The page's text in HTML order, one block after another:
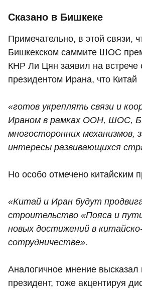
Сказано в Бишкеке
Примечательно, в этой связи,
Бишкекском саммите ШОС
КНР Ли Цян заявил на встрече
президентом Ирана, что Китай
«готов укреплять связи и
Ираном в рамках ООН, ШОС,
многосторонних
интересы развивающихся
Но особо отмечено китайским
«Китай и Иран будут
строительство «Пояса и
новых достижений в
сотрудничестве».
Аналогичное мнение высказал
президент, тоже акцентируя